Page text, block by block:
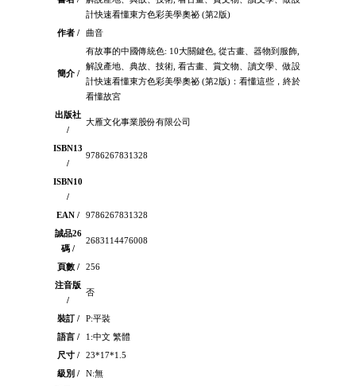
計快速看懂東方色彩美學奧祕 (第2版)
作者 /
曲音
簡介 /
有故事的中國傳統色: 10大關鍵色, 從古畫、器物到服飾,
解說產地、典故、技術, 看古畫、賞文物、讀文學、做設
計快速看懂東方色彩美學奧祕 (第2版)：看懂這些，終於
看懂故宮
出版社
/
大雁文化事業股份有限公司
ISBN13
/
9786267831328
ISBN10
/
EAN /
9786267831328
誠品26
碼 /
2683114476008
頁數 /
256
注音版
/
否
裝訂 /
P:平裝
語言 /
1:中文 繁體
尺寸 /
23*17*1.5
級別 /
N:無